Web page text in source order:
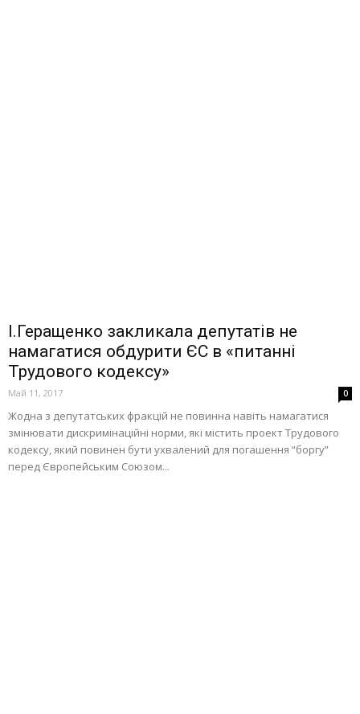
І.Геращенко закликала депутатів не
намагатися обдурити ЄС в «питанні
Трудового кодексу»
Май 11, 2017 0
Жодна з депутатських фракцій не повинна навіть намагатися
змінювати дискримінаційні норми, які містить проект Трудового
кодексу, який повинен бути ухвалений для погашення “боргу”
перед Європейським Союзом...